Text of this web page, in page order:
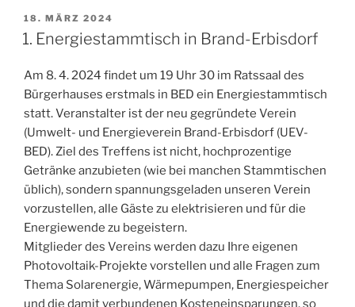
VERÖFFENTLICHT
AM
18. MÄRZ 2024
1. Energiestammtisch in Brand-Erbisdorf
Am 8. 4. 2024 findet um 19 Uhr 30 im Ratssaal des
Bürgerhauses erstmals in BED ein Energiestammtisch
statt. Veranstalter ist der neu gegründete Verein
(Umwelt- und Energieverein Brand-Erbisdorf (UEV-
BED). Ziel des Treffens ist nicht, hochprozentige
Getränke anzubieten (wie bei manchen Stammtischen
üblich), sondern spannungsgeladen unseren Verein
vorzustellen, alle Gäste zu elektrisieren und für die
Energiewende zu begeistern.
Mitglieder des Vereins werden dazu Ihre eigenen
Photovoltaik-Projekte vorstellen und alle Fragen zum
Thema Solarenergie, Wärmepumpen, Energiespeicher
und die damit verbundenen Kosteneinsparungen, so